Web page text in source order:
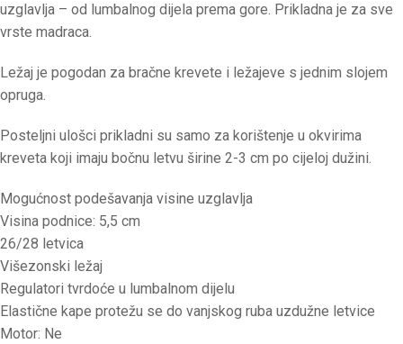
uzglavlja – od lumbalnog dijela prema gore. Prikladna je za sve
vrste madraca.
Ležaj je pogodan za bračne krevete i ležajeve s jednim slojem
opruga.
Posteljni ulošci prikladni su samo za korištenje u okvirima
kreveta koji imaju bočnu letvu širine 2-3 cm po cijeloj dužini.
Mogućnost podešavanja visine uzglavlja
Visina podnice: 5,5 cm
26/28 letvica
Višezonski ležaj
Regulatori tvrdoće u lumbalnom dijelu
Elastične kape protežu se do vanjskog ruba uzdužne letvice
Motor: Ne